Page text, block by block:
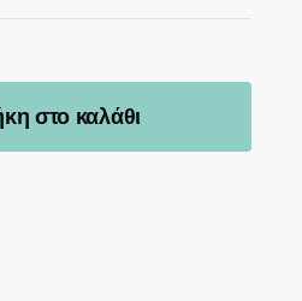
στο καλάθι